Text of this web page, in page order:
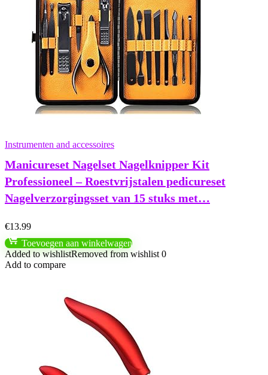
Instrumenten and accessoires
Manicureset Nagelset Nagelknipper Kit
Professioneel – Roestvrijstalen pedicureset
Nagelverzorgingsset van 15 stuks met…
€13.99
Toevoegen aan winkelwagen
Added to wishlistRemoved from wishlist 0
Add to compare